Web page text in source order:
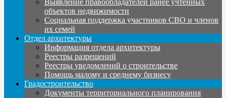
объектов недвижимости
Социальная поддержка участников СВО и членов
их семей
Отдел архитектуры
Информация отдела архитектуры
Реестры разрешений
Реестры уведомлений о строительстве
Помощь малому и среднему бизнесу
Градостроительство
Документы территориального планирования